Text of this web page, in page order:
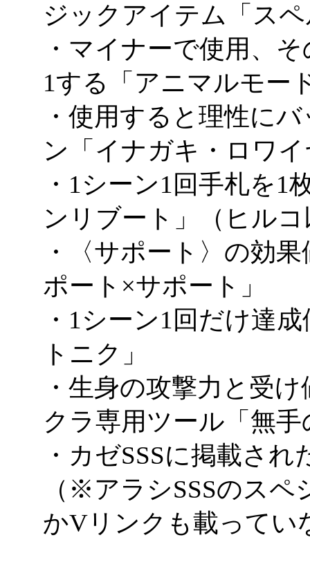
ジックアイテム「ス
・マイナーで使用、
1する「アニマルモー
・使用すると理性に
ン「イナガキ・ロワ
・1シーン1回手札を1
ンリブート」（ヒル
・〈サポート〉の効
ポート×サポート」
・1シーン1回だけ達
トニク」
・生身の攻撃力と受
クラ専用ツール「無手
・カゼSSSに掲載さ
（※アラシSSSのス
かVリンクも載ってい